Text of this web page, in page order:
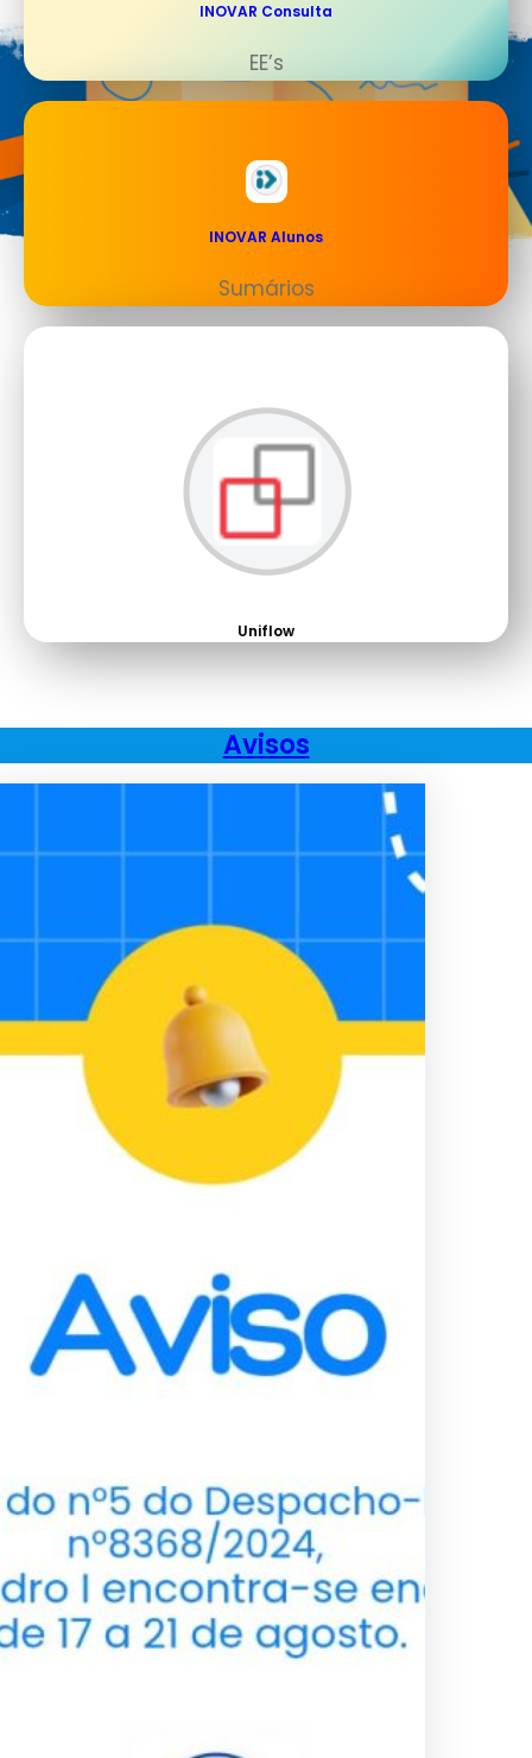
INOVAR Consulta
EE’s
INOVAR Alunos
Sumários
Uniflow
Avisos